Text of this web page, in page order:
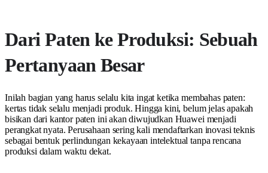
Dari Paten ke Produksi: Sebuah
Pertanyaan Besar
Inilah bagian yang harus selalu kita ingat ketika membahas paten:
kertas tidak selalu menjadi produk. Hingga kini, belum jelas apakah
bisikan dari kantor paten ini akan diwujudkan Huawei menjadi
perangkat nyata. Perusahaan sering kali mendaftarkan inovasi teknis
sebagai bentuk perlindungan kekayaan intelektual tanpa rencana
produksi dalam waktu dekat.